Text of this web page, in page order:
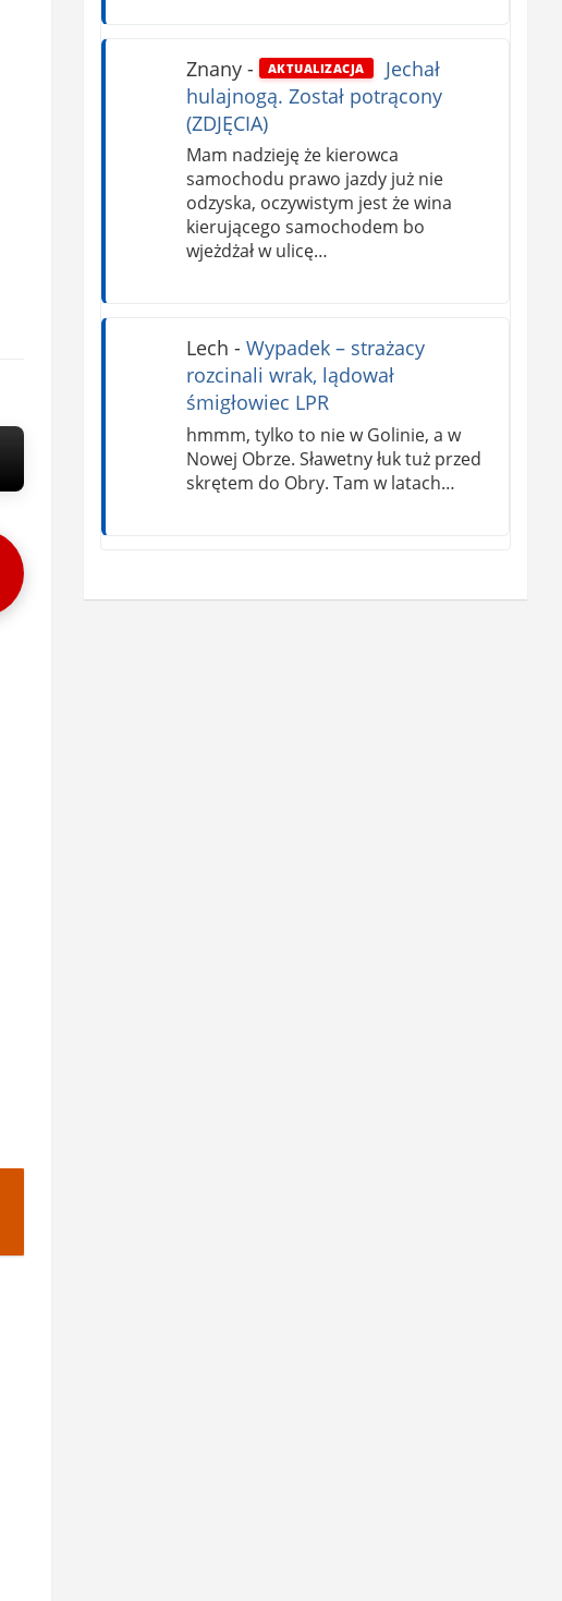
Znany- AKTUALIZACJA
Jechał
hulajnogą. Został potrącony
(ZDJĘCIA)
Mam nadzieję że kierowca
samochodu prawo jazdy już nie
odzyska, oczywistym jest że wina
kierującego samochodem bo
wjeżdżał w ulicę…
Lech - Wypadek – strażacy
rozcinali wrak, lądował
śmigłowiec LPR
hmmm, tylko to nie w Golinie, a w
Nowej Obrze. Sławetny łuk tuż przed
skrętem do Obry. Tam w latach…